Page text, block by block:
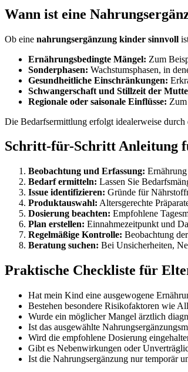
Wann ist eine
Ob eine nahrungsergänzung kinder sinnvoll
Ernährungsbedingte Mängel: Zum
Sonderphasen: Wachstumsphasen, in
Gesundheitliche Einschränkungen:
Schwangerschaft und Stillzeit der
Regionale oder saisonale Einflüsse:
Die Bedarfsermittlung erfolgt idealerweise durch
Schritt-für-Schritt Anleitung
Beobachtung und Erfassung:
Bedarf ermitteln: Lassen Sie
Issue identifizieren: Gründe für
Produktauswahl: Altersgerechte
Dosierung beachten: Empfohlene
Plan erstellen: Einnahmezeitpunkt und
Regelmäßige Kontrolle: Beobachtung
Beratung suchen: Bei Unsicherheiten,
Praktische Checkliste für
Hat mein Kind eine ausgewogene
Bestehen besondere Risikofaktoren wie
Wurde ein möglicher Mangel ärztlich
Ist das ausgewählte
Wird die empfohlene Dosierung
Gibt es Nebenwirkungen oder
Ist die Nahrungsergänzung nur temporär